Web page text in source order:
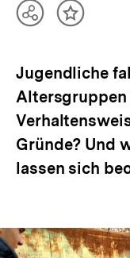
TeilenInhalt
Jugendliche
Gründe? Und
lassen sich